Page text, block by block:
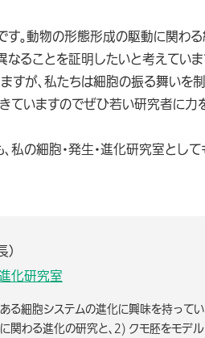
す。動物の形態形成の駆動に関わ
なることを証明したいと考えてい
すが、私たちは細胞の振る舞い
ていますのでぜひ若い研究者に力
の細胞・発生・進化研究室とし
）
化研究室
る細胞システムの進化に興味を持って
に関わる進化の研究と、2) クモ胚をモデ